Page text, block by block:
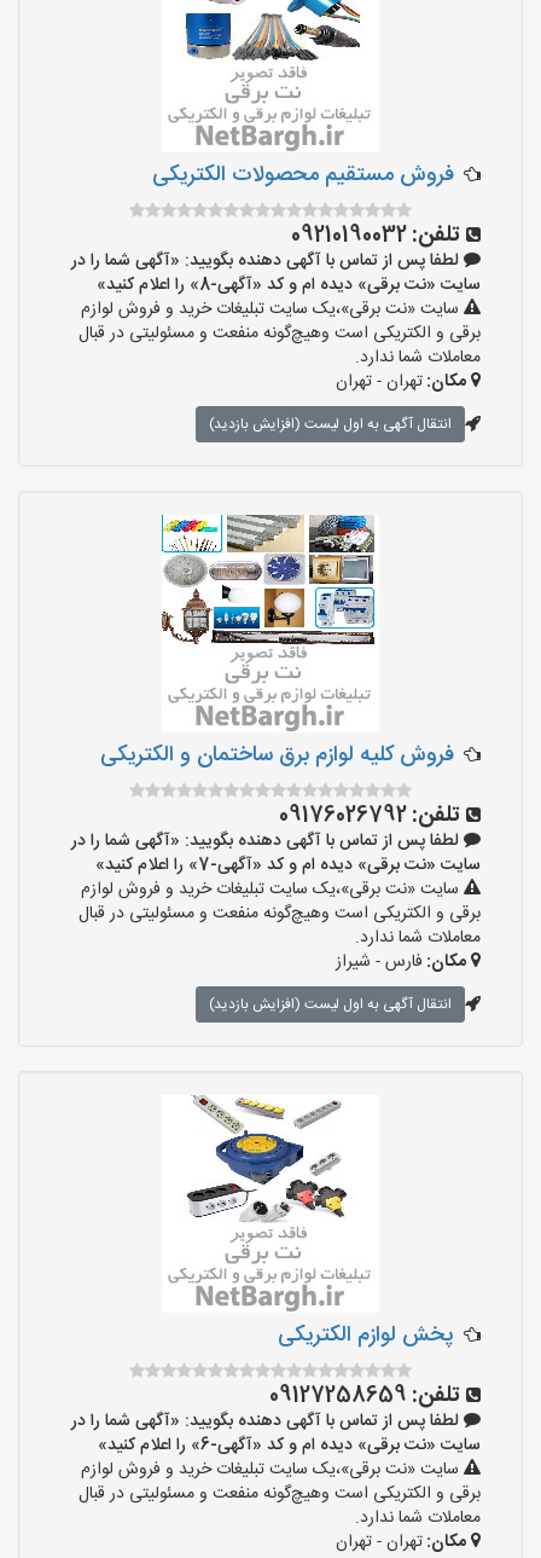
فروش مستقیم محصولات الکتریکی
تلفن:09210190032
لطفا پس از تماس با آگهی دهنده بگویید: «آگهی شما را در
سایت «نت برقی» دیده ام و کد «آگهی-8» را اعلام کنید»
سایت «نت برقی»،یک سایت تبلیغات خرید و فروش لوازم
برقی و الکتریکی است وهیچ‌گونه منفعت و مسئولیتی در قبال
معاملات شما ندارد.
مکان:تهران - تهران
انتقال آگهی به اول لیست (افزایش بازدید)
فروش کلیه لوازم برق ساختمان و الکتریکی
تلفن:09176026792
لطفا پس از تماس با آگهی دهنده بگویید: «آگهی شما را در
سایت «نت برقی» دیده ام و کد «آگهی-7» را اعلام کنید»
سایت «نت برقی»،یک سایت تبلیغات خرید و فروش لوازم
برقی و الکتریکی است وهیچ‌گونه منفعت و مسئولیتی در قبال
معاملات شما ندارد.
مکان: فارس - شیراز
انتقال آگهی به اول لیست (افزایش بازدید)
پخش لوازم الکتریکی
تلفن: 09127258659
لطفا پس از تماس با آگهی دهنده بگویید: «آگهی شما را در
سایت «نت برقی» دیده ام و کد «آگهی-6» را اعلام کنید»
سایت «نت برقی»،یک سایت تبلیغات خرید و فروش لوازم
برقی و الکتریکی است وهیچ‌گونه منفعت و مسئولیتی در قبال
معاملات شما ندارد.
مکان:تهران - تهران